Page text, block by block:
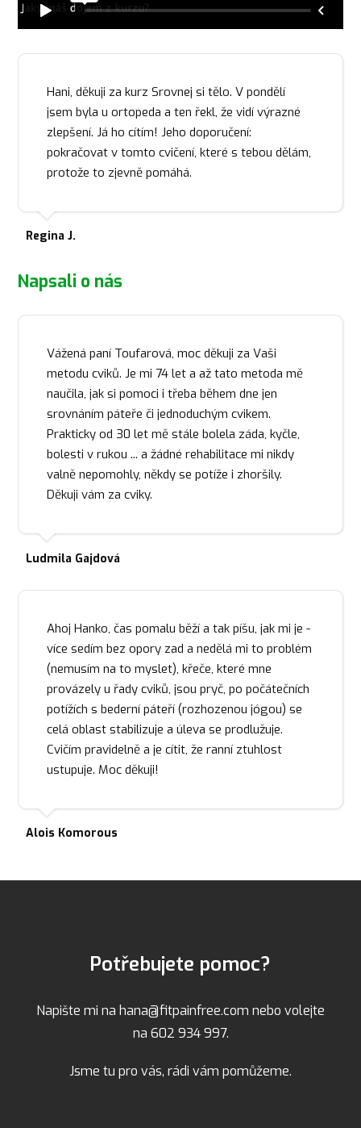
Hani, děkuji za kurz Srovnej si tělo. V pondělí
jsem byla u ortopeda a ten řekl, že vidí výrazné
zlepšení. Já ho cítím! Jeho doporučení:
pokračovat v tomto cvičení, které s tebou dělám,
protože to zjevně pomáhá.
Regina J.
Napsali o nás
Vážená paní Toufarová, moc děkuji za Vaši
metodu cviků. Je mi 74 let a až tato metoda mě
naučila, jak si pomoci i třeba během dne jen
srovnáním páteře či jednoduchým cvikem.
Prakticky od 30 let mě stále bolela záda, kyčle,
bolesti v rukou ... a žádné rehabilitace mi nikdy
valně nepomohly, někdy se potíže i zhoršily.
Děkuji vám za cviky.
Ludmila Gajdová
Ahoj Hanko, čas pomalu běží a tak píšu, jak mi je -
více sedím bez opory zad a nedělá mi to problém
(nemusím na to myslet), křeče, které mne
provázely u řady cviků, jsou pryč, po počátečních
potížích s bederní páteří (rozhozenou jógou) se
celá oblast stabilizuje a úleva se prodlužuje.
Cvičím pravidelně a je cítit, že ranní ztuhlost
ustupuje. Moc děkuji!
Alois Komorous
Potřebujete pomoc?
Napište mi na hana@fitpainfree.com nebo volejte
na 602 934 997.
Jsme tu pro vás, rádi vám pomůžeme.